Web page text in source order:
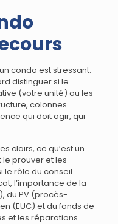
condo est stressant.
distinguer si le
(votre unité) ou les
colonnes
qui doit agir, qui
clairs, ce qu’est un
prouver et les
le rôle du conseil
l’importance de la
du PV (procès-
(EUC) et du fonds de
et les réparations.